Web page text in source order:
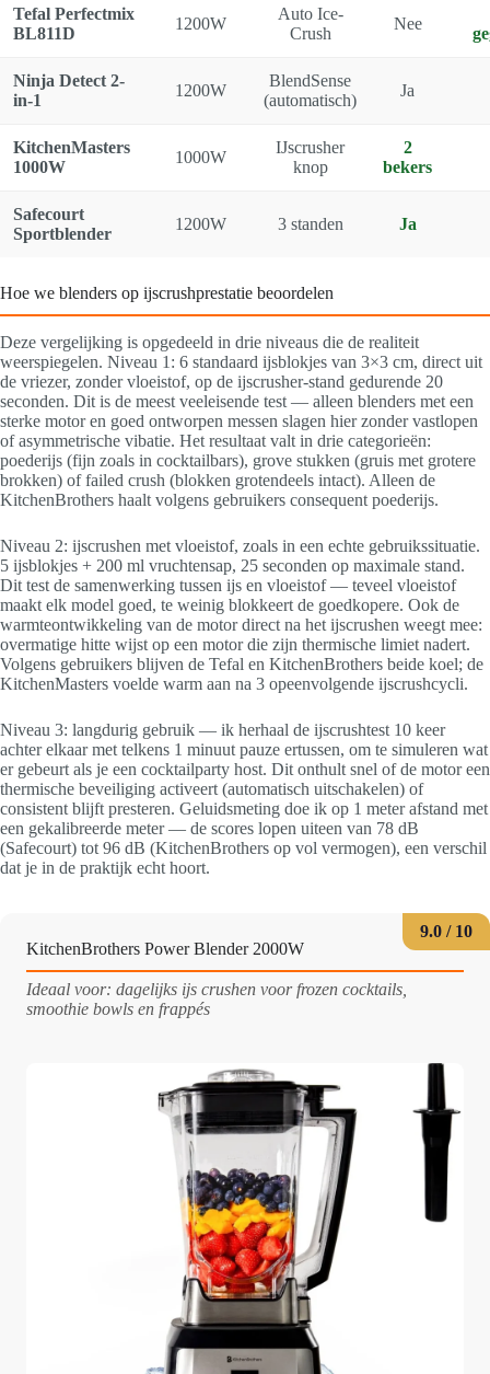
Tefal Perfectmix
BL811D
1200W
Auto Ice-
Crush
Nee
Ninja Detect 2-
in-1
1200W
BlendSense
(automatisch)
Ja
KitchenMasters
1000W
1000W
IJscrusher
knop
2
bekers
Safecourt
Sportblender
1200W 3 standen Ja
Hoe we blenders op ijscrushprestatie beoordelen
Deze vergelijking is opgedeeld in drie niveaus die de realiteit
weerspiegelen. Niveau 1: 6 standaard ijsblokjes van 3×3 cm, direct uit
de vriezer, zonder vloeistof, op de ijscrusher-stand gedurende 20
seconden. Dit is de meest veeleisende test — alleen blenders met een
sterke motor en goed ontworpen messen slagen hier zonder vastlopen
of asymmetrische vibatie. Het resultaat valt in drie categorieën:
poederijs (fijn zoals in cocktailbars), grove stukken (gruis met grotere
brokken) of failed crush (blokken grotendeels intact). Alleen de
KitchenBrothers haalt volgens gebruikers consequent poederijs.
Niveau 2: ijscrushen met vloeistof, zoals in een echte gebruikssituatie.
5 ijsblokjes + 200 ml vruchtensap, 25 seconden op maximale stand.
Dit test de samenwerking tussen ijs en vloeistof — teveel vloeistof
maakt elk model goed, te weinig blokkeert de goedkopere. Ook de
warmteontwikkeling van de motor direct na het ijscrushen weegt mee:
overmatige hitte wijst op een motor die zijn thermische limiet nadert.
Volgens gebruikers blijven de Tefal en KitchenBrothers beide koel; de
KitchenMasters voelde warm aan na 3 opeenvolgende ijscrushcycli.
Niveau 3: langdurig gebruik — ik herhaal de ijscrushtest 10 keer
achter elkaar met telkens 1 minuut pauze ertussen, om te simuleren wat
er gebeurt als je een cocktailparty host. Dit onthult snel of de motor een
thermische beveiliging activeert (automatisch uitschakelen) of
consistent blijft presteren. Geluidsmeting doe ik op 1 meter afstand met
een gekalibreerde meter — de scores lopen uiteen van 78 dB
(Safecourt) tot 96 dB (KitchenBrothers op vol vermogen), een verschil
dat je in de praktijk echt hoort.
9.0 / 10
KitchenBrothers Power Blender 2000W
Ideaal voor: dagelijks ijs crushen voor frozen cocktails,
smoothie bowls en frappés